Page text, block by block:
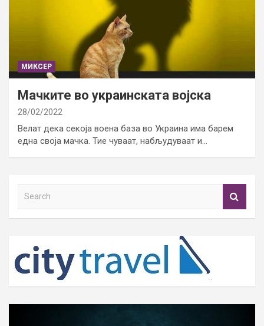
МИКСЕР
Мачките во украинската војска
28/02/2022
Велат дека секоја воена база во Украина има барем
една своја мачка. Тие чуваат, набљудуваат и…
h